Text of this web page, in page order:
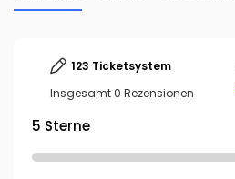
123 Ticketsystem
Insgesamt 0 Rezensionen
5 Sterne